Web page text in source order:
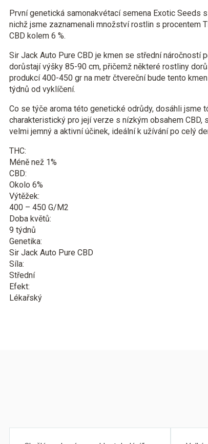
První genetická samonakvétací semena Exotic Seeds
nichž jsme zaznamenali množství rostlin s procentem
CBD kolem 6 %.
Sir Jack Auto Pure CBD je kmen se střední náročností
dorůstají výšky 85-90 cm, přičemž některé rostliny
produkcí 400-450 gr na metr čtvereční bude tento
týdnů od vyklíčení.
Co se týče aroma této genetické odrůdy, dosáhli jsme
charakteristický pro její verze s nízkým obsahem CBD,
velmi jemný a aktivní účinek, ideální k užívání po celý
THC:
Méně než 1%
CBD:
Okolo 6%
Výtěžek:
400 – 450 G/M2
Doba květů:
9 týdnů
Genetika:
Sir Jack Auto Pure CBD
Síla:
Střední
Efekt:
Lékařský